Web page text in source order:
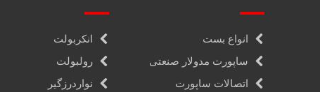
انواع بست
ساپورت مدولار صنعتی
اتصالات ساپورت
انکربولت
رولبولت
نواردرزگیر